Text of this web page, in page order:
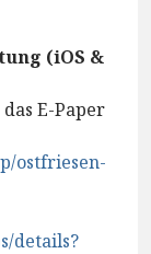
(iOS &
E-Paper
ostfriesen-
details?